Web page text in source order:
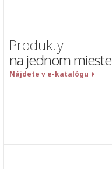
Produkty
na jednom mieste
Nájdete v e-katalógu